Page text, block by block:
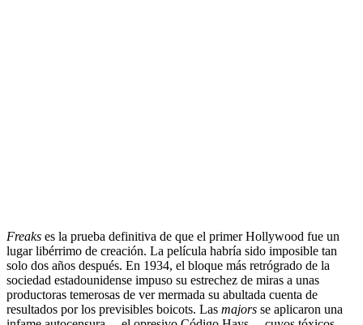
Freaks es la prueba definitiva de que el primer Hollywood fue un
lugar libérrimo de creación. La película habría sido imposible tan
solo dos años después. En 1934, el bloque más retrógrado de la
sociedad estadounidense impuso su estrechez de miras a unas
productoras temerosas de ver mermada su abultada cuenta de
resultados por los previsibles boicots. Las majors se aplicaron una